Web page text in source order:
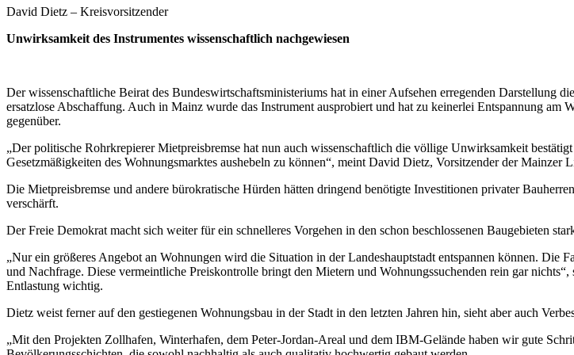
David Dietz – Kreisvorsitzender
Unwirksamkeit des Instrumentes wissenschaftlich nachgewiesen
Der wis­sen­schaft­li­che Bei­rat des Bun­des­wirt­schafts­mi­nis­te­ri­ums hat in einer Aufsehen erregenden Darstellung
ersatzlose Abschaffung. Auch in Mainz wurde das Instrument ausprobiert und hat zu keinerlei Entspannung
gegenüber.
„Der politische Rohrkrepierer Mietpreisbremse hat nun auch wissenschaftlich die völlige Unwirksamkeit
Gesetzmäßigkeiten des Wohnungsmarktes aushebeln zu können“, meint David Dietz, Vorsitzender der Mainzer
Die Mietpreisbremse und andere bürokratische Hürden hätten dringend benötigte Investitionen privater
verschärft.
Der Freie Demokrat macht sich weiter für ein schnelleres Vorgehen in den schon beschlossenen Baugebieten
„Nur ein größeres Angebot an Wohnungen wird die Situation in der Landeshauptstadt entspannen können.
und Nachfrage. Diese vermeintliche Preiskontrolle bringt den Mietern und Wohnungssuchenden rein gar
Entlastung wichtig.
Dietz weist ferner auf den gestiegenen Wohnungsbau in der Stadt in den letzten Jahren hin, sieht aber auch
„Mit den Projekten Zollhafen, Winterhafen, dem Peter-Jordan-Areal und dem IBM-Gelände haben wir gute